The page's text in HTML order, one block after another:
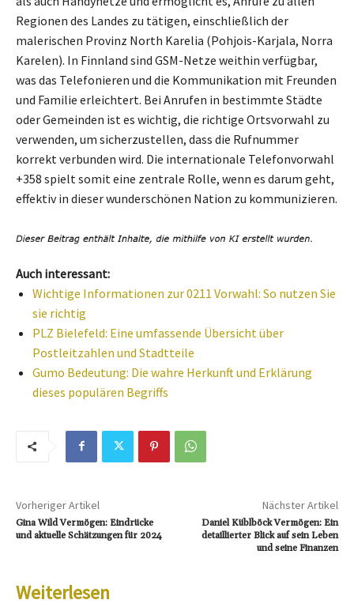
Regionen des Landes zu tätigen, einschließlich der
malerischen Provinz North Karelia (Pohjois-Karjala, Norra
Karelen). In Finnland sind GSM-Netze weithin verfügbar,
was das Telefonieren und die Kommunikation mit Freunden
und Familie erleichtert. Bei Anrufen in bestimmte Städte
oder Gemeinden ist es wichtig, die richtige Ortsvorwahl zu
verwenden, um sicherzustellen, dass die Rufnummer
korrekt verbunden wird. Die internationale Telefonvorwahl
+358 spielt somit eine zentrale Rolle, wenn es darum geht,
effektiv in dieser wunderschönen Nation zu kommunizieren.
Auch interessant:
Wichtige Informationen zur 0211 Vorwahl: So nutzen Sie
sie richtig
PLZ Bielefeld: Eine umfassende Übersicht über
Postleitzahlen und Stadtteile
Gumo Bedeutung: Die wahre Herkunft und Erklärung
dieses populären Begriffs
Vorheriger Artikel
Gina Wild Vermögen: Eindrücke
und aktuelle Schätzungen für 2024
Nächster Artikel
Daniel Küblböck Vermögen: Ein
detaillierter Blick auf sein Leben
und seine Finanzen
Weiterlesen